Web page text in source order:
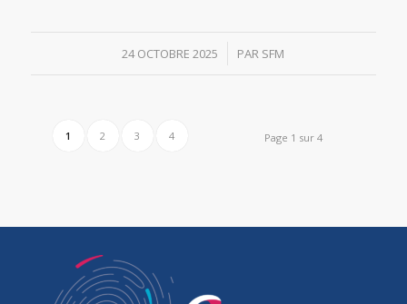
24 OCTOBRE 2025
/ PAR SFM
Page 1 sur 4
1 2 3 4